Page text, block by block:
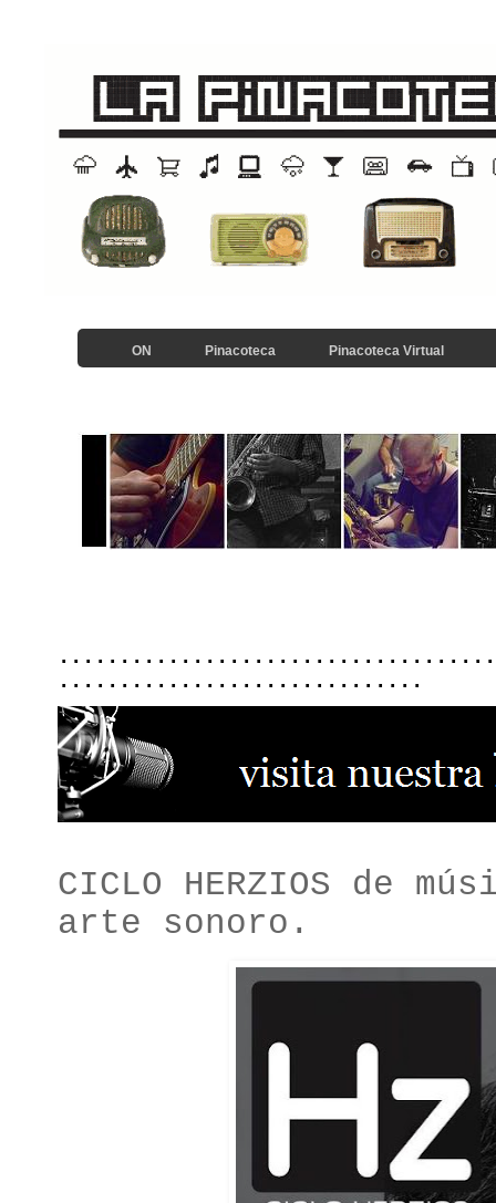
ON Pinacoteca Pinacoteca Virtual
..............................
CICLO HERZIOS de
arte sonoro.